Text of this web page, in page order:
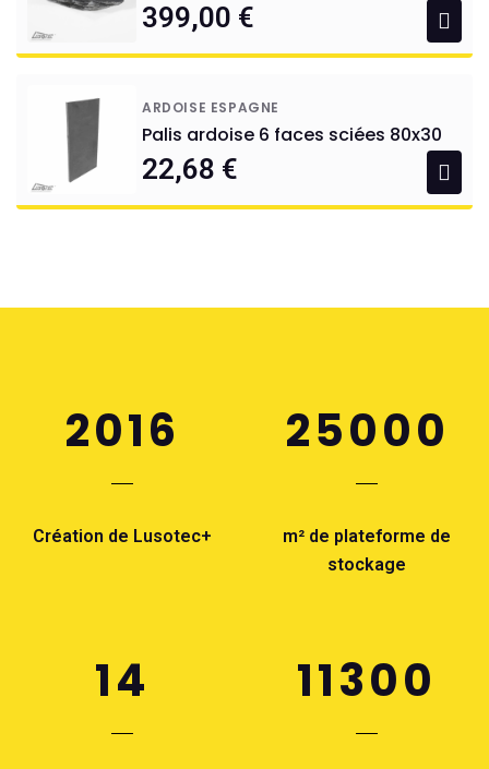
399,00 €
ARDOISE ESPAGNE
Palis ardoise 6 faces sciées 80x30
22,68 €
2016
Création de Lusotec+
25000
m² de plateforme de
stockage
14 11300